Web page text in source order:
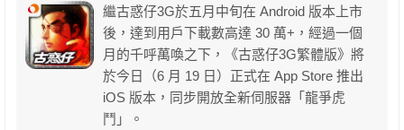
繼古惑仔3G於五月中旬在 Android 版本上市
後，達到用戶下載數高達 30 萬+，經過一個
月的千呼萬喚之下，《古惑仔3G繁體版》將
於今日（6 月 19 日）正式在 App Store 推出
iOS 版本，同步開放全新伺服器「龍爭虎
鬥」。